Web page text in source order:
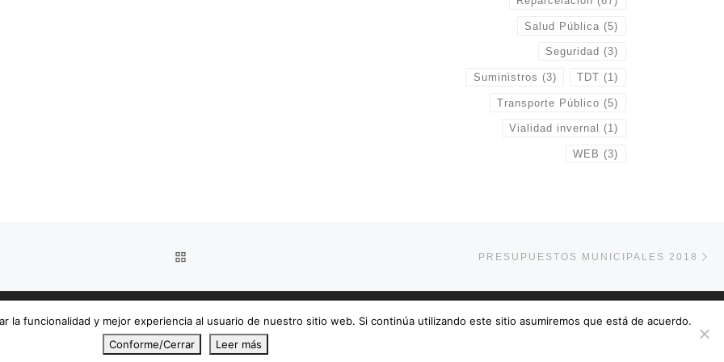
Salud Pública (5)
Seguridad (3)
Suministros (3) TDT (1)
Transporte Público (5)
Vialidad invernal (1)
WEB (3)
PRESUPUESTOS MUNICIPALES 2018
la funcionalidad y mejor experiencia al usuario de nuestro sitio web. Si continúa utilizando este sitio asumiremos que está de acuerdo.
Conforme/Cerrar
Leer más